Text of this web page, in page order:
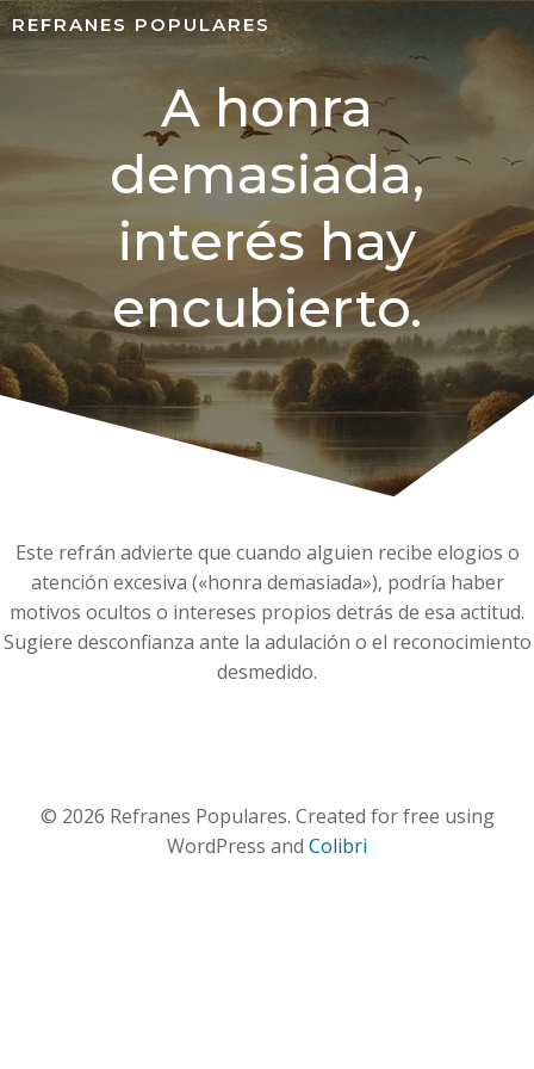
REFRANES POPULARES
A honra
demasiada,
interés hay
encubierto.
Este refrán advierte que cuando alguien recibe elogios o
atención excesiva («honra demasiada»), podría haber
motivos ocultos o intereses propios detrás de esa actitud.
Sugiere desconfianza ante la adulación o el reconocimiento
desmedido.
© 2026 Refranes Populares. Created for free using
WordPress and Colibri